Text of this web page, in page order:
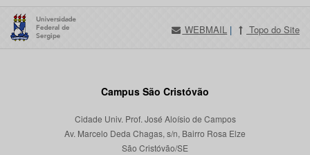
WEBMAIL | Topo do Site
Campus São Cristóvão
Cidade Univ. Prof. José Aloísio de Campos
Av. Marcelo Deda Chagas, s/n, Bairro Rosa Elze
São Cristóvão/SE